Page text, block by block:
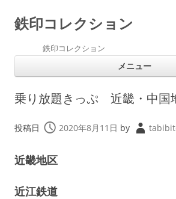
鉄印コレクション
鉄印コレクション
メニュー
乗り放題きっぷ 近畿・中国
投稿日 2020年8月11日 by
近畿地区
近江鉄道